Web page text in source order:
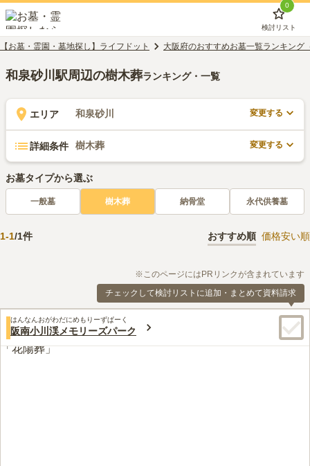
0
検討リスト
【お墓・霊園・墓地探し】ライフドット 大阪府のおすすめお墓一覧ランキング
和泉砂川駅周辺の樹木葬ランキング・一覧
エリア 和泉砂川 変更する
詳細条件 樹木葬 変更する
お墓タイプから選ぶ
一般墓 樹木葬 納骨堂 永代供養墓
1-1/1件 おすすめ順 価格安い順
※このページにはPRリンクが含まれています
チェックして検討リストに追加・まとめて資料請求
はんなんおがわだにめもりーずぱーく
阪南小川渓メモリーズパーク